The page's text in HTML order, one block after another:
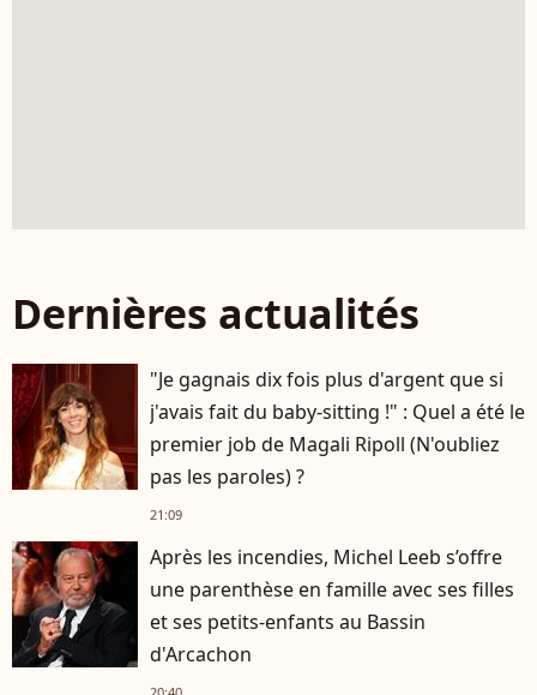
Dernières actualités
"Je gagnais dix fois plus d'argent que si
j'avais fait du baby-sitting !" : Quel a été le
premier job de Magali Ripoll (N'oubliez
pas les paroles) ?
21:09
Après les incendies, Michel Leeb s’offre
une parenthèse en famille avec ses filles
et ses petits-enfants au Bassin
d'Arcachon